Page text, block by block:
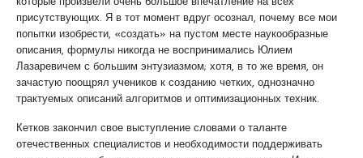
присутствующих. Я в тот момент вдруг осознал, почему все мои
попытки изобрести, «создать» на пустом месте наукообразные
описания, формулы никогда не воспринимались Юлием
Лазаревичем с большим энтузиазмом; хотя, в то же время, он
зачастую поощрял учеников к созданию четких, однозначно
трактуемых описаний алгоритмов и оптимизационных техник.
Кетков закончил свое выступление словами о таланте
отечественных специалистов и необходимости поддерживать